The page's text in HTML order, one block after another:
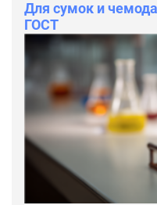
Для сумок и
ГОСТ